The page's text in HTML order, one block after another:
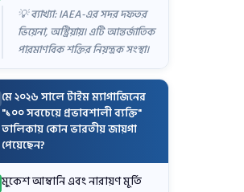
💡 ব্যাখ্যা: IAEA-এর সদর দফতর
ভিয়েনা, অস্ট্রিয়ায়। এটি আন্তর্জাতিক
পারমাণবিক শক্তির নিয়ন্ত্রক সংস্থা।
মে ২০২৬ সালে টাইম ম্যাগাজিনের
"১০০ সবচেয়ে প্রভাবশালী ব্যক্তি"
তালিকায় কোন ভারতীয় জায়গা
পেয়েছেন?
মুকেশ আম্বানি এবং নারায়ণ মূর্তি